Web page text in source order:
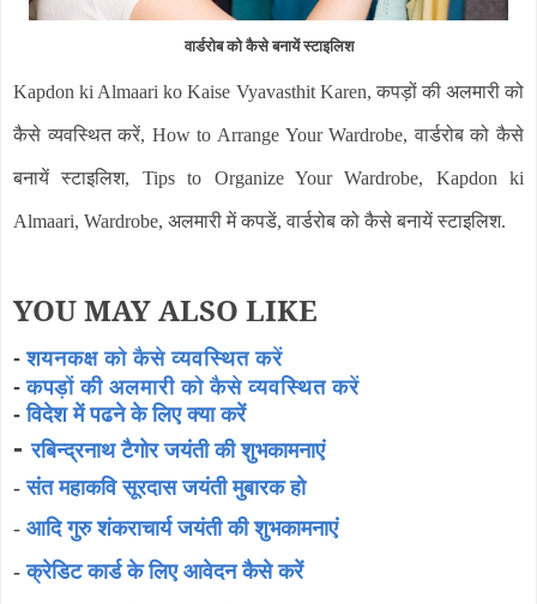
वार्डरोब को कैसे बनायें स्टाइलिश
Kapdon ki Almaari ko Kaise Vyavasthit Karen, कपड़ों की अलमारी को
कैसे व्यवस्थित करें, How to Arrange Your Wardrobe, वार्डरोब को कैसे
बनायें स्टाइलिश, Tips to Organize Your Wardrobe, Kapdon ki
Almaari, Wardrobe, अलमारी में कपडें, वार्डरोब को कैसे बनायें स्टाइलिश.
YOU MAY ALSO LIKE
-शयनकक्ष को कैसे व्यवस्थित करें
-कपड़ों की अलमारी को कैसे व्यवस्थित करें
-विदेश में पढने के लिए क्या करें
-रबिन्द्रनाथ टैगोर जयंती की शुभकामनाएं
-संत महाकवि सूरदास जयंती मुबारक हो
- आदि गुरु शंकराचार्य जयंती की शुभकामनाएं
-क्रेडिट कार्ड के लिए आवेदन कैसे करें